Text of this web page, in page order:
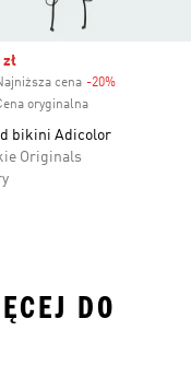
zł
cena -20%
oryginalna
bikini Adicolor
Originals
DO